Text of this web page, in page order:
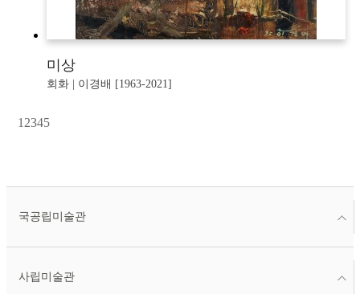
미상
회화 | 이경배 [1963-2021]
1 2345
국공립미술관
사립미술관